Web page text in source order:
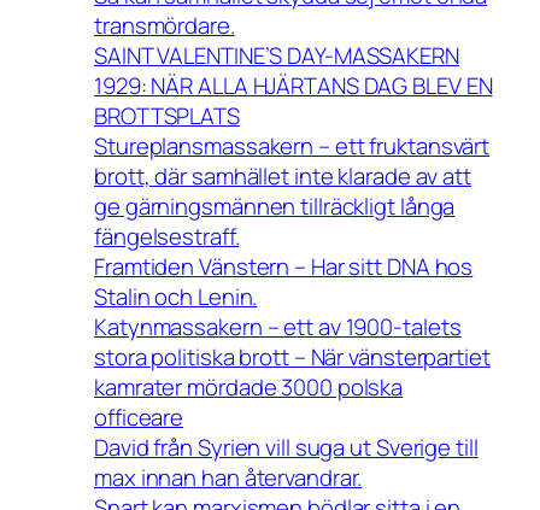
transmördare.
SAINT VALENTINE’S DAY-MASSAKERN
1929: NÄR ALLA HJÄRTANS DAG BLEV EN
BROTTSPLATS
Stureplansmassakern – ett fruktansvärt
brott, där samhället inte klarade av att
ge gärningsmännen tillräckligt långa
fängelsestraff.
Framtiden Vänstern – Har sitt DNA hos
Stalin och Lenin.
Katynmassakern – ett av 1900-talets
stora politiska brott – När vänsterpartiet
kamrater mördade 3000 polska
officeare
David från Syrien vill suga ut Sverige till
max innan han återvandrar.